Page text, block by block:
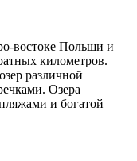
востоке Польши и
километров.
различной
Озера
и богатой